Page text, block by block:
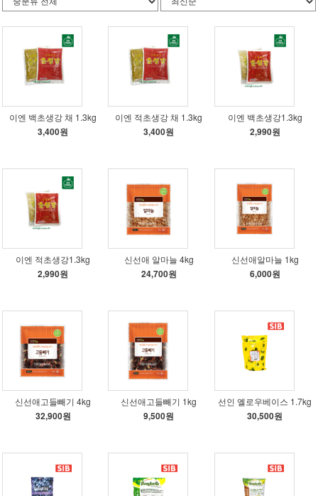
이엔 백초생강 채 1.3kg
3,400원
이엔 적초생강 채 1.3kg
3,400원
이엔 백초생강1.3kg
2,990원
이엔 적초생강1.3kg
2,990원
신선애 알마늘 4kg
24,700원
신선애알마늘 1kg
6,000원
신선애고들빼기 4kg
32,900원
신선애고들빼기 1kg
9,500원
선인 옐로우베이스 1.7kg
30,500원